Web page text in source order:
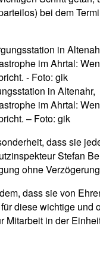
bei dem
in Altenahr,
im Ahrtal:
– Foto: gik
dass sie
Stefan
ohne
dass sie von
diese wichtige und
Mitarbeit in der